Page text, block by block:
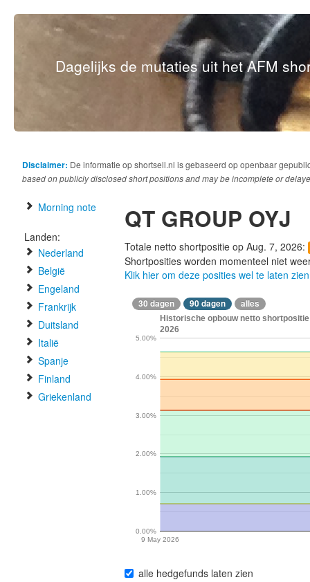
Dagelijks de mutaties uit het AFM
Disclaimer: De informatie op shortsell.nl is gebaseerd op openbaar
based on publicly disclosed short positions and may be incomplete or
Morning note
Landen:
Nederland
België
Engeland
Frankrijk
Duitsland
Italië
Spanje
Finland
Griekenland
QT GROUP OYJ
Totale netto shortpositie op Aug. 7, 2026:
Shortposities worden momenteel niet
Klik hier om deze posities wel te laten zien
30 dagen 90 dagen alles
Historische opbouw netto shortpositie
2026
9 May 2026
0.00%
1.00%
2.00%
3.00%
4.00%
5.00%
alle hedgefunds laten zien